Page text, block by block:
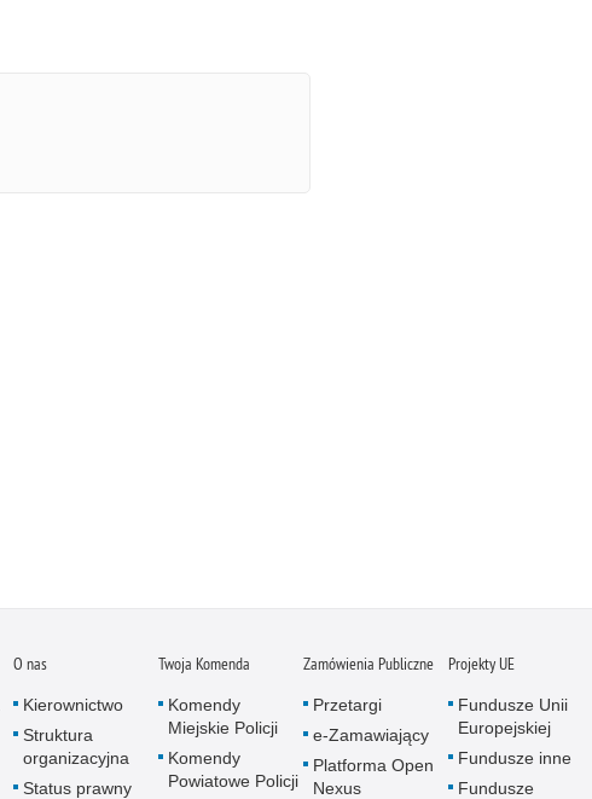
O nas
Kierownictwo
Struktura
organizacyjna
Status prawny
Twoja Komenda
Komendy
Miejskie Policji
Komendy
Powiatowe Policji
Zamówienia Publiczne
Przetargi
e-Zamawiający
Platforma Open
Nexus
Projekty UE
Fundusze Unii
Europejskiej
Fundusze inne
Fundusze